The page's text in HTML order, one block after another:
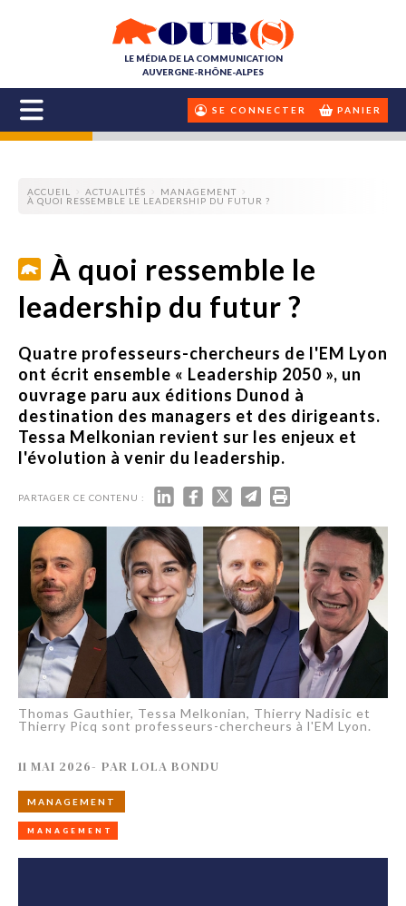
LE MÉDIA DE LA COMMUNICATION
AUVERGNE-RHÔNE-ALPES
SE CONNECTER PANIER
ACCUEIL ACTUALITÉS
MANAGEMENT
À QUOI RESSEMBLE LE LEADERSHIP DU FUTUR ?
À quoi ressemble le
leadership du futur ?
Quatre professeurs-chercheurs de l'EM Lyon
ont écrit ensemble « Leadership 2050 », un
ouvrage paru aux éditions Dunod à
destination des managers et des dirigeants.
Tessa Melkonian revient sur les enjeux et
l'évolution à venir du leadership.
PARTAGER CE CONTENU :
Thomas Gauthier, Tessa Melkonian, Thierry Nadisic et
Thierry Picq sont professeurs-chercheurs à l'EM Lyon.
11 MAI 2026- PAR LOLA BONDU
MANAGEMENT
MANAGEMENT